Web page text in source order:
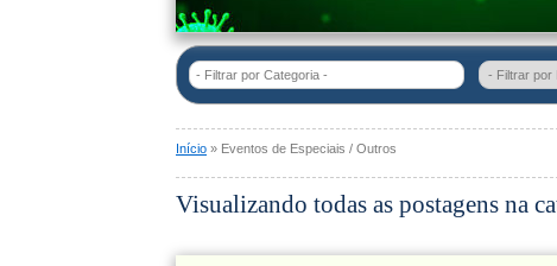
- Filtrar por Categoria -
Início » Eventos de Especiais / Outros
Visualizando todas as postagens na